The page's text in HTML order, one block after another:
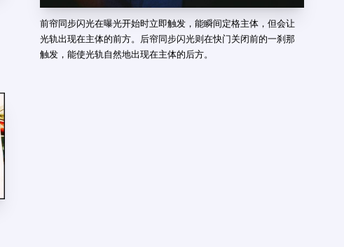
前帘同步闪光在曝光开始时立即触发，能瞬间定格主体，但会让
光轨出现在主体的前方。后帘同步闪光则在快门关闭前的一刹那
触发，能使光轨自然地出现在主体的后方。